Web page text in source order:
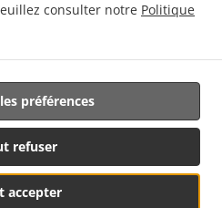
consulter notre Politique
accepter
refuser
préférences
Alboraya . Sushi Service de livraison
par:
a>